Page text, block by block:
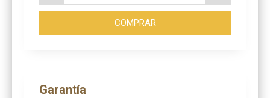
COMPRAR
Garantía